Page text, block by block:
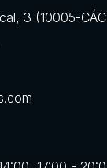
3 (10005-